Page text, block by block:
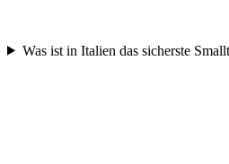
Was ist in Italien das sicherste